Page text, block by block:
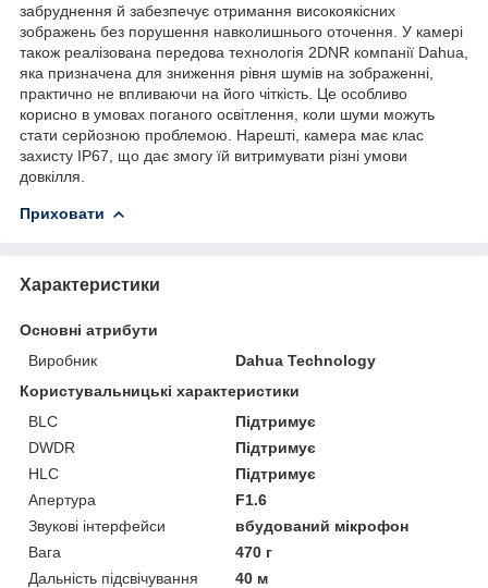
забруднення й забезпечує отримання високоякісних
зображень без порушення навколишнього оточення. У камері
також реалізована передова технологія 2DNR компанії Dahua,
яка призначена для зниження рівня шумів на зображенні,
практично не впливаючи на його чіткість. Це особливо
корисно в умовах поганого освітлення, коли шуми можуть
стати серйозною проблемою. Нарешті, камера має клас
захисту IP67, що дає змогу їй витримувати різні умови
довкілля.
Приховати
Характеристики
Основні атрибути
Виробник
Dahua Technology
Користувальницькі характеристики
BLC
Підтримує
DWDR
Підтримує
HLC
Підтримує
Апертура
F1.6
Звукові інтерфейси
вбудований мікрофон
Вага
470 г
Дальність підсвічування
40 м